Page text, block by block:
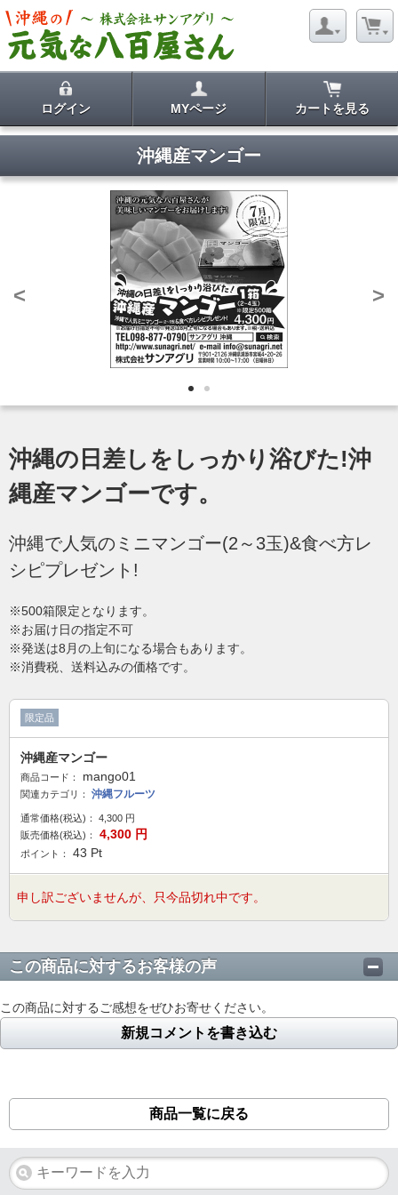
ログイン MYページ カートを見る
沖縄産マンゴー
< >
沖縄の日差しをしっかり浴びた!沖
縄産マンゴーです。
沖縄で人気のミニマンゴー(2～3玉)&食べ方レ
シピプレゼント!
※500箱限定となります。
※お届け日の指定不可
※発送は8月の上旬になる場合もあります。
※消費税、送料込みの価格です。
限定品
沖縄産マンゴー
商品コード： mango01
関連カテゴリ： 沖縄フルーツ
通常価格(税込)： 4,300 円
販売価格(税込)：
4,300 円
ポイント： 43 Pt
申し訳ございませんが、只今品切れ中です。
この商品に対するお客様の声
この商品に対するご感想をぜひお寄せください。
新規コメントを書き込む
商品一覧に戻る
ようこそ ゲストさん
新規会員登録
当サイトについて お問い合わせ
特定商取引に関する表記 プライバシーポリシー
Copyright © 2005- 2026 sanagri.inc All rights reserved.